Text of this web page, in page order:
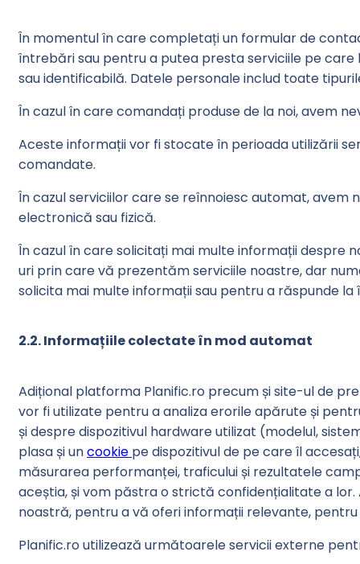
În momentul în care completați un formular de
întrebări sau pentru a putea presta serviciile pe
sau identificabilă. Datele personale includ toate
În cazul în care comandați produse de la noi, avem
Aceste informații vor fi stocate în perioada utilizării
comandate.
În cazul serviciilor care se reînnoiesc automat,
electronică sau fizică.
În cazul în care solicitați mai multe informații despre
uri prin care vă prezentăm serviciile noastre, dar
solicita mai multe informații sau pentru a răspunde
2.2. Informațiile colectate în mod automat
Adițional platforma Planific.ro precum și site-ul de
vor fi utilizate pentru a analiza erorile apărute și
și despre dispozitivul hardware utilizat (modelul,
plasa și uncookie pe dispozitivul de pe care îl
măsurarea performanței, traficului și rezultatele
aceștia, și vom păstra o strictă confidențialitate a
noastră, pentru a vă oferi informații relevante,
Planific.ro utilizează următoarele servicii externe